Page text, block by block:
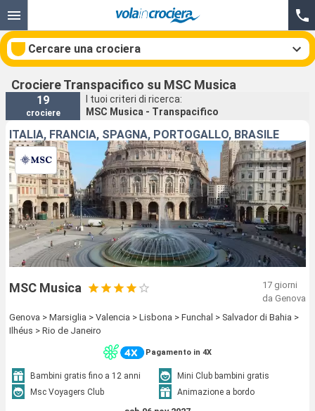
Cercare una crociera
Mesi di partenza
Porti Compagnie
Ricerca
Crociere Transpacifico su MSC Musica
19
crociere
I tuoi criteri di ricerca:
MSC Musica - Transpacifico
ITALIA, FRANCIA, SPAGNA, PORTOGALLO, BRASILE
MSC Musica
17 giorni
da Genova
Genova > Marsiglia > Valencia > Lisbona > Funchal > Salvador di Bahia >
Ilhéus > Rio de Janeiro
Pagamento in 4X
Bambini gratis fino a 12 anni
Mini Club bambini gratis
Msc Voyagers Club
Animazione a bordo